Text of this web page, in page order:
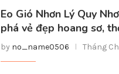
Eo Gió Nhơn Lý Quy
phá vẻ đẹp hoang sơ,
by no_name0506 Tháng